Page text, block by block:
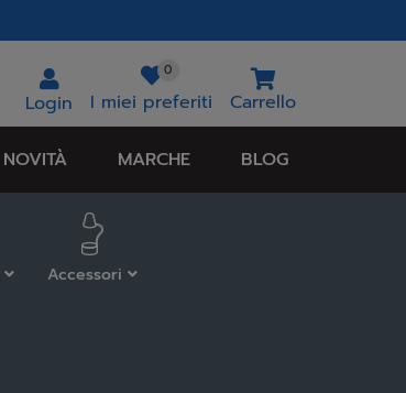
Login
0
I miei preferiti Carrello
NOVITÀ MARCHE BLOG
Accessori